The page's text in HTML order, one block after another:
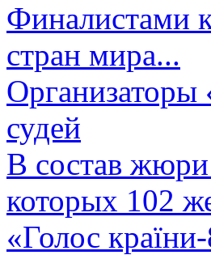
Финалистами
стран мира...
Организаторы
судей
В состав жюри
которых 102
«Голос